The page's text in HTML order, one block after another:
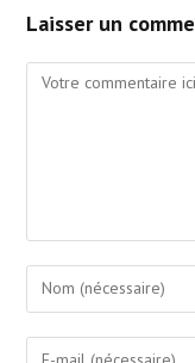
Laisser un
Comment
Enter
your
name
Enter